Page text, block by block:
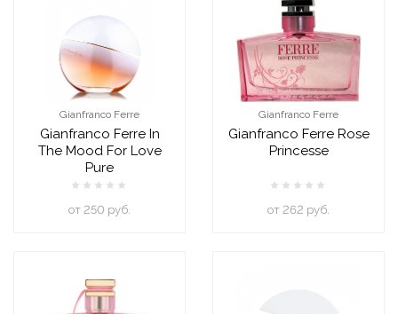
Gianfranco Ferre
Gianfranco Ferre In
The Mood For Love
Pure
oт 250 руб.
Gianfranco Ferre
Gianfranco Ferre Rose
Princesse
oт 262 руб.